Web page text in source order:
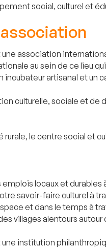
social, culturel et
une association
au sein de ce lieu
incubateur artisanal et un
culturelle, sociale et
le centre social et
locaux et
savoir-faire culturel à
et dans le temps à
villages alentours autour
une institution